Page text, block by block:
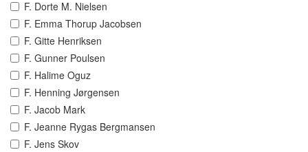
F. Dorte M. Nielsen
F. Emma Thorup Jacobsen
F. Gitte Henriksen
F. Gunner Poulsen
F. Halime Oguz
F. Henning Jørgensen
F. Jacob Mark
F. Jeanne Rygas Bergmansen
F. Jens Skov